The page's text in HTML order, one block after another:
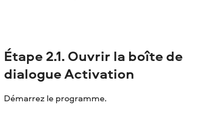
Étape 2.1. Ouvrir la boîte de
dialogue Activation
Démarrez le programme.